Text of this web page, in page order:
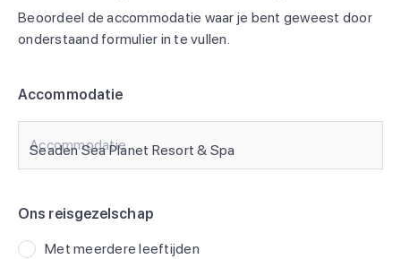
Beoordeel de accommodatie waar je bent geweest door
onderstaand formulier in te vullen.
Accommodatie
Accommodatie
Ons reisgezelschap
Met meerdere leeftijden